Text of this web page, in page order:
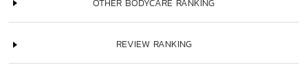
OTHER BODYCARE RANKING
REVIEW RANKING